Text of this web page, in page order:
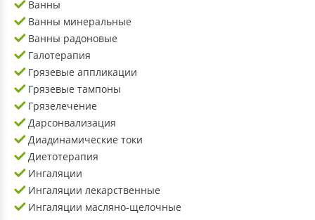
Ванны
Ванны минеральные
Ванны радоновые
Галотерапия
Грязевые аппликации
Грязевые тампоны
Грязелечение
Дарсонвализация
Диадинамические токи
Диетотерапия
Ингаляции
Ингаляции лекарственные
Ингаляции масляно-щелочные